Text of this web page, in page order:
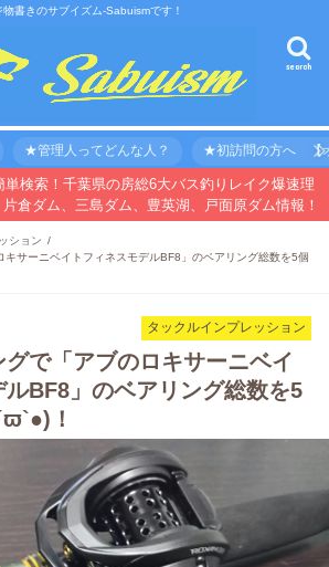
物書きのサブイズム-Sabuismです！
search
★管理人ってどんな人？ ★初訪問の方へ 【
検索！千葉県の房総6大バス釣りレイク爆速理
倉ダム、三島ダム、豊英湖、戸面原ダム情報！
ション
キサーニベイトフィネスモデルBF8」のベアリング総数を5個
タックルインプレッション
で「アブのロキサーニベイ
ルBF8」のベアリング総数を5
！